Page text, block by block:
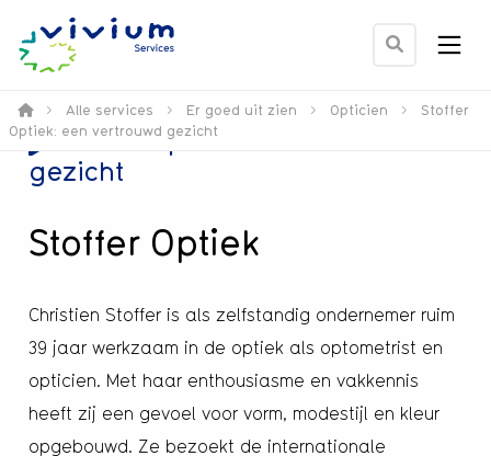
Ga
zoek
Menu
> Alle services > Er goed uit zien > Opticien >
Stoffer
Optiek: een vertrouwd gezicht
Stoffer Optiek: een vertrouwd
gezicht
Stoffer Optiek
Christien Stoffer is als zelfstandig ondernemer ruim
39 jaar werkzaam in de optiek als optometrist en
opticien. Met haar enthousiasme en vakkennis
heeft zij een gevoel voor vorm, modestijl en kleur
opgebouwd. Ze bezoekt de internationale